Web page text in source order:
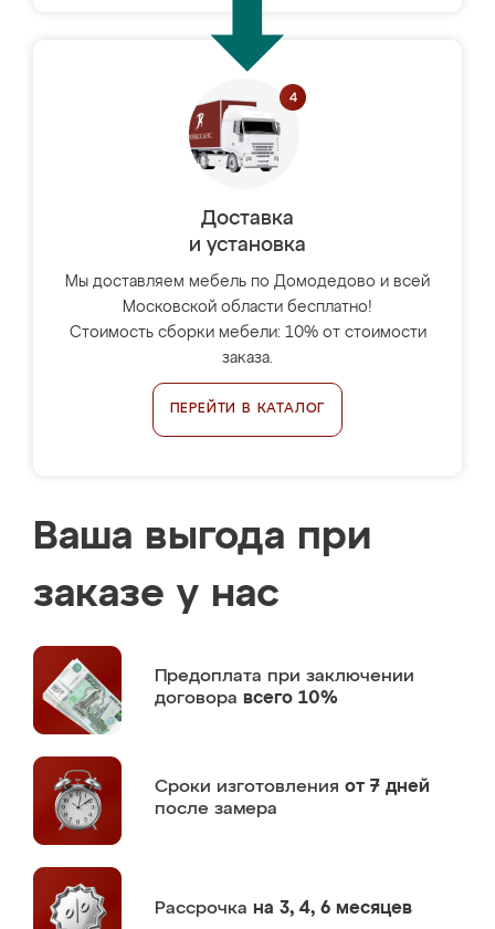
Доставка
и установка
Мы доставляем мебель по Домодедово и всей
Московской области бесплатно!
Стоимость сборки мебели: 10% от стоимости
заказа.
ПЕРЕЙТИ В КАТАЛОГ
Ваша выгода при
заказе у нас
Предоплата при заключении
договора всего 10%
Сроки изготовления от 7 дней
после замера
Рассрочка на 3, 4, 6 месяцев